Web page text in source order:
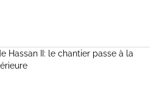
Hassan II: le chantier passe à la